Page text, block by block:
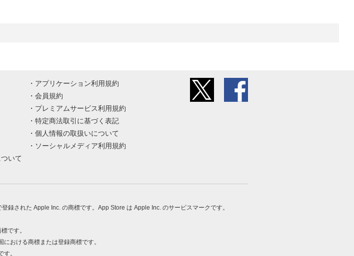
いて
アプリケーション利用規約
会員規約
プレミアムサービス利用規約
特定商法取引に基づく表記
個人情報の取扱いについて
ソーシャルメディア利用規約
された Apple Inc. の商標です。App Store は Apple Inc. のサービスマークです。
です。
おける商標または登録商標です。
。